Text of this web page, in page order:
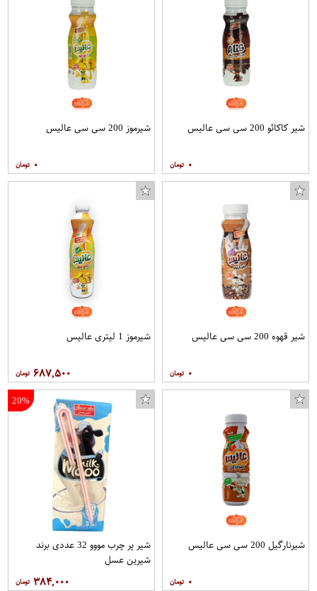
شیر کاکائو 200 سی سی عالیس
۰
شیرموز 200 سی سی عالیس
۰
شیر قهوه 200 سی سی عالیس
۰
شیرموز 1 لیتری عالیس
۶۸۷,۵۰۰
شیرنارگیل 200 سی سی عالیس
۰
20%
شیر پر چرب مووو 32 عددی برند
شیرین عسل
۳۸۴,۰۰۰